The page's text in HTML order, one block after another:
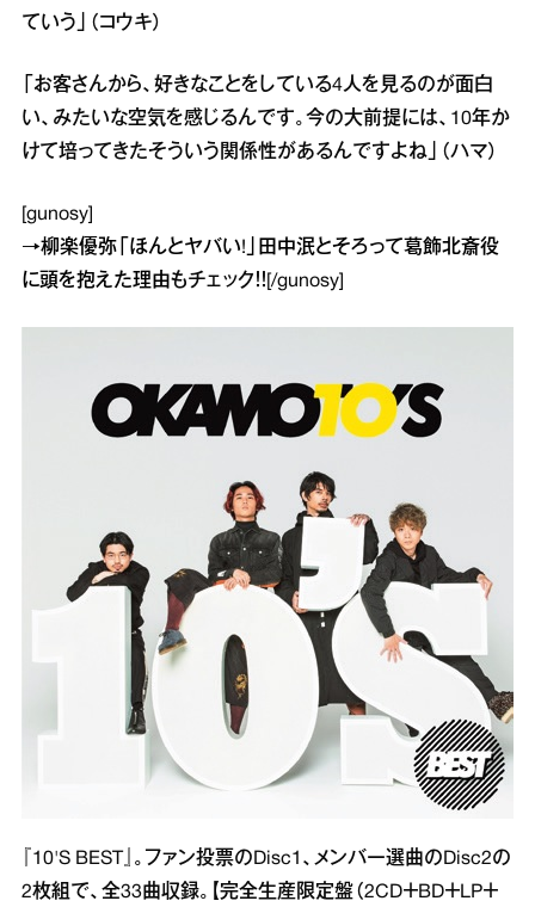
ていう」（コウキ）
「お客さんから、好きなことをしている4人を見るのが面白
い、みたいな空気を感じるんです。今の大前提には、10年か
けて培ってきたそういう関係性があるんですよね」（ハマ）
[gunosy]
→柳楽優弥「ほんとヤバい!」田中泯とそろって葛飾北斎役
に頭を抱えた理由 もチェック！！[/gunosy]
『10'S BEST』。ファン投票のDisc1、メンバー選曲のDisc2の
2枚組で、全33曲収録。【完全生産限定盤（2CD＋BD＋LP＋